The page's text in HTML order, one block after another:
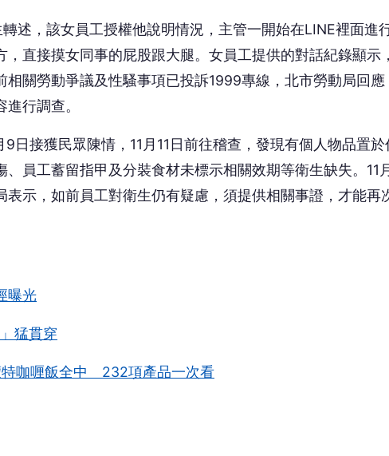
述，該女員工授權他說明情況，主管一開始在LINE裡面進
直接摸女同事的屁股跟大腿。女員工提供的對話紀錄顯示
關勞動爭議及性騷事項已投訴1999專線，北市勞動局回應
行調查。
日接獲民眾陳情，11月11日前往稽查，發現有個人物品置於
員工蓄留指甲及分裝食材未標示相關效期等衛生缺失。11
表示，如前員工對衛生仍有疑慮，須提供相關事證，才能再
曝光
猛貫穿
特咖喱飯全中 232項產品一次看